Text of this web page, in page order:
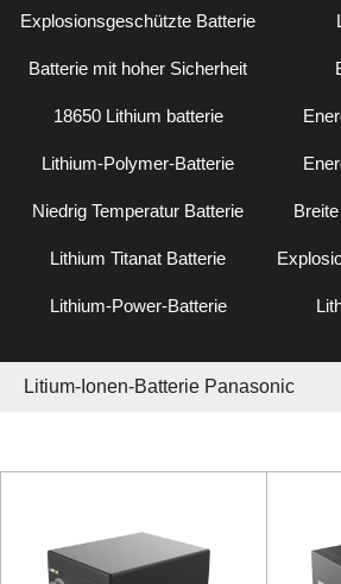
Explosionsgeschützte Batterie
Batterie mit hoher Sicherheit
18650 Lithium batterie
Lithium-Polymer-Batterie
Niedrig Temperatur Batterie
Lithium Titanat Batterie
Lithium-Power-Batterie
Litium-Ionen-Batterie Panasonic